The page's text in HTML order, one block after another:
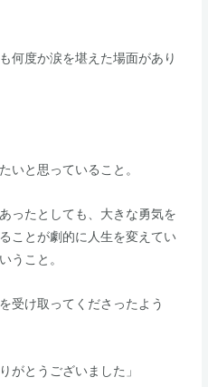
何度か涙を堪えた場面があり
いと思っていること。
ったとしても、大きな勇気を
ことが劇的に人生を変えてい
うこと。
受け取ってくださったよう
がとうございました」